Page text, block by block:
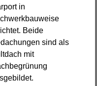
in
Beide
sind als
mit